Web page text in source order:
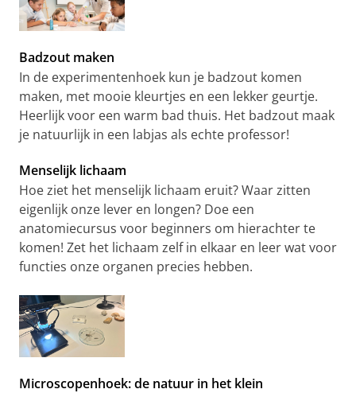
Badzout maken
In de experimentenhoek kun je badzout komen
maken, met mooie kleurtjes en een lekker geurtje.
Heerlijk voor een warm bad thuis. Het badzout maak
je natuurlijk in een labjas als echte professor!
Menselijk lichaam
Hoe ziet het menselijk lichaam eruit? Waar zitten
eigenlijk onze lever en longen? Doe een
anatomiecursus voor beginners om hierachter te
komen! Zet het lichaam zelf in elkaar en leer wat voor
functies onze organen precies hebben.
Microscopenhoek: de natuur in het klein